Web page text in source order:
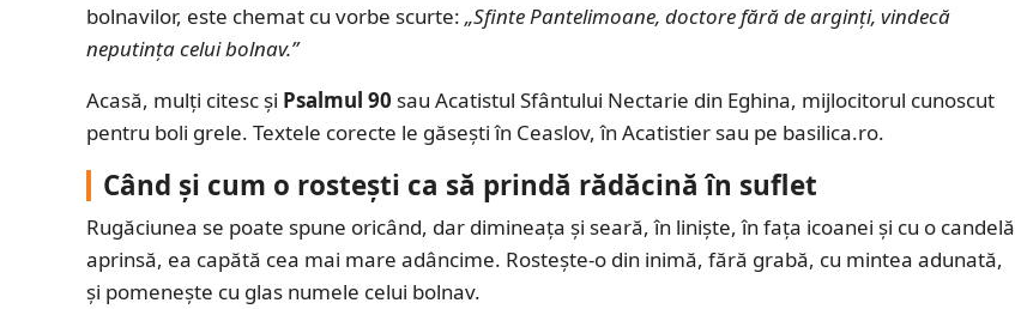
bolnavilor, este chemat cu vorbe scurte: „Sfinte Pantelimoane, doctore fără de arginți, vindecă
neputința celui bolnav.”
Acasă, mulți citesc și Psalmul 90 sau Acatistul Sfântului Nectarie din Eghina, mijlocitorul cunoscut
pentru boli grele. Textele corecte le găsești în Ceaslov, în Acatistier sau pe basilica.ro.
Când și cum o rostești ca să prindă rădăcină în suflet
Rugăciunea se poate spune oricând, dar dimineața și seară, în liniște, în fața icoanei și cu o candelă
aprinsă, ea capătă cea mai mare adâncime. Rostește-o din inimă, fără grabă, cu mintea adunată,
și pomenește cu glas numele celui bolnav.